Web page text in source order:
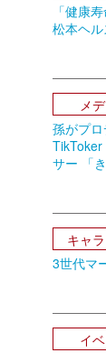
「健康
松本ヘ
メ
孫がプ
サー 「
キャ
3世代マ
イ